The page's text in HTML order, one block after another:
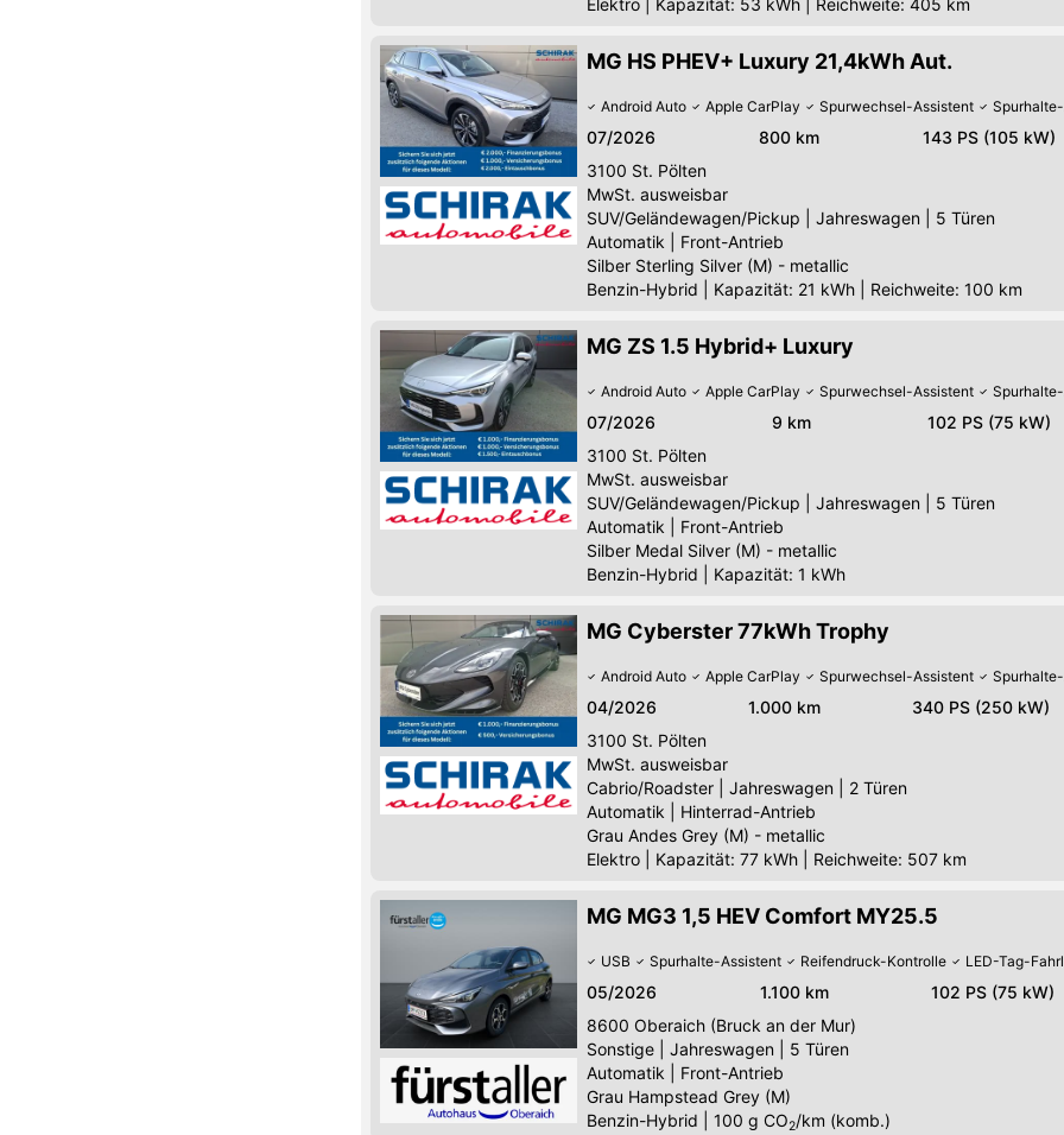
Elektro
Kapazität: 53 kWh | Reichweite: 405 km
MG HS PHEV+ Luxury 21,4kWh Aut.
Android Auto Apple CarPlay Spurwechsel-Assistent
07/2026 800 km 143 PS (105 kW)
3100 St. Pölten
MwSt. ausweisbar
SUV/Geländewagen/Pickup
Jahreswagen
5 Türen
Automatik
Front-Antrieb
Silber Sterling Silver (M) - metallic
Benzin-Hybrid
Kapazität: 21 kWh | Reichweite: 100 km
MG ZS 1.5 Hybrid+ Luxury
Android Auto Apple CarPlay Spurwechsel-Assistent
07/2026 9 km 102 PS (75 kW)
3100 St. Pölten
MwSt. ausweisbar
SUV/Geländewagen/Pickup
Jahreswagen
5 Türen
Automatik
Front-Antrieb
Silber Medal Silver (M) - metallic
Benzin-Hybrid
Kapazität: 1 kWh
MG Cyberster 77kWh Trophy
Android Auto Apple CarPlay Spurwechsel-Assistent
04/2026 1.000 km 340 PS (250 kW)
3100 St. Pölten
MwSt. ausweisbar
Cabrio/Roadster
Jahreswagen
2 Türen
Automatik
Hinterrad-Antrieb
Grau Andes Grey (M) - metallic
Elektro
Kapazität: 77 kWh | Reichweite: 507 km
MG MG3 1,5 HEV Comfort MY25.5
USB Spurhalte-Assistent Reifendruck-Kontrolle LED-Tag-
05/2026 1.100 km 102 PS (75 kW)
8600 Oberaich (Bruck an der Mur)
Sonstige
Jahreswagen
5 Türen
Automatik
Front-Antrieb
Grau Hampstead Grey (M)
Benzin-Hybrid
100 g CO2/km (komb.)